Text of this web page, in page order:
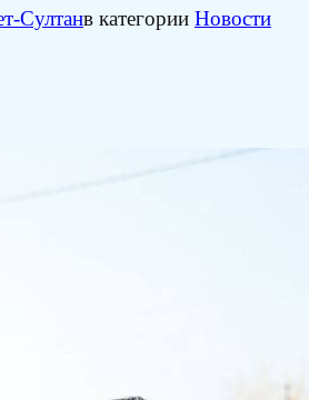
Султанв категории Новости